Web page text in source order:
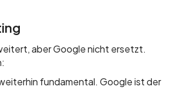
aber Google nicht ersetzt.
fundamental. Google ist der